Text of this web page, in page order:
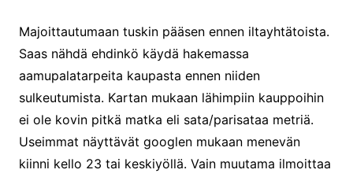
Majoittautumaan tuskin pääsen ennen iltayhtätoista.
Saas nähdä ehdinkö käydä hakemassa
aamupalatarpeita kaupasta ennen niiden
sulkeutumista. Kartan mukaan lähimpiin kauppoihin
ei ole kovin pitkä matka eli sata/parisataa metriä.
Useimmat näyttävät googlen mukaan menevän
kiinni kello 23 tai keskiyöllä. Vain muutama ilmoittaa